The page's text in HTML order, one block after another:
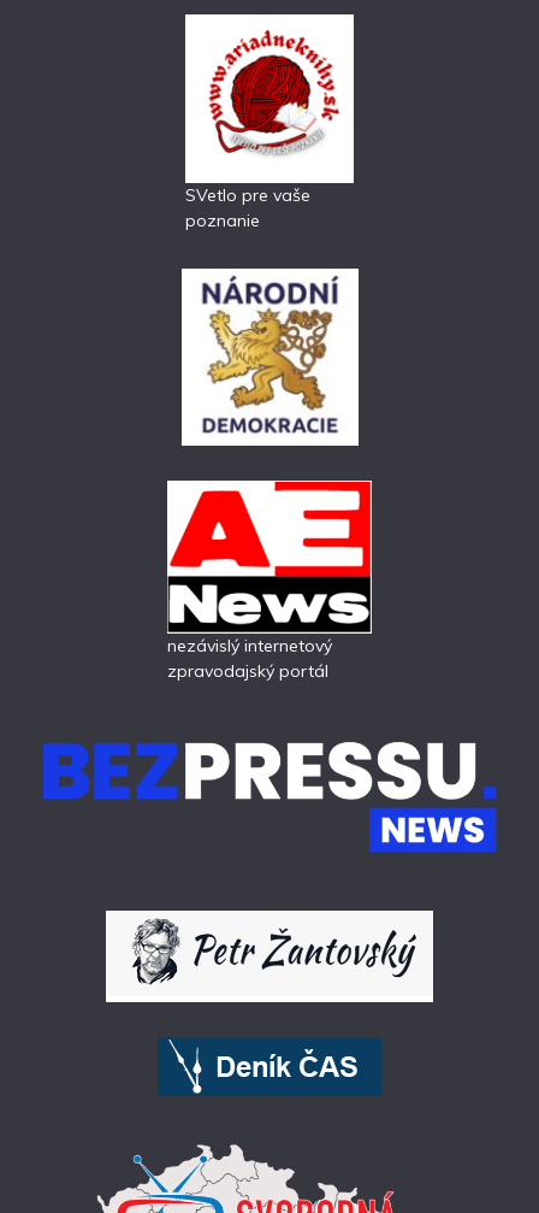
SVetlo pre vaše
poznanie
nezávislý internetový
zpravodajský portál